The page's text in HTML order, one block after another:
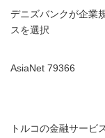
デニズバンクが企業
スを選択
AsiaNet 79366
トルコの金融サービ